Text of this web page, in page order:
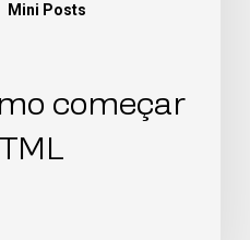
Mini Posts
começar